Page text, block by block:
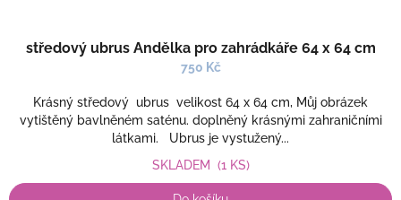
středový ubrus Andělka pro zahrádkáře 64 x 64 cm
750 Kč
Krásný středový ubrus velikost 64 x 64 cm, Můj obrázek
vytištěný bavlněném saténu. doplněný krásnými zahraničními
látkami. Ubrus je vystužený...
SKLADEM (1 KS)